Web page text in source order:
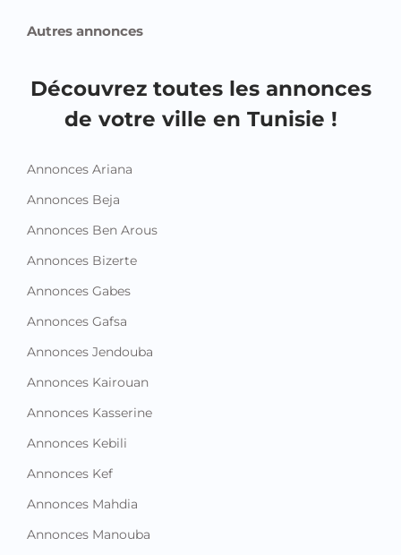
Autres annonces
Découvrez toutes les annonces
de votre ville en Tunisie !
Annonces Ariana
Annonces Beja
Annonces Ben Arous
Annonces Bizerte
Annonces Gabes
Annonces Gafsa
Annonces Jendouba
Annonces Kairouan
Annonces Kasserine
Annonces Kebili
Annonces Kef
Annonces Mahdia
Annonces Manouba